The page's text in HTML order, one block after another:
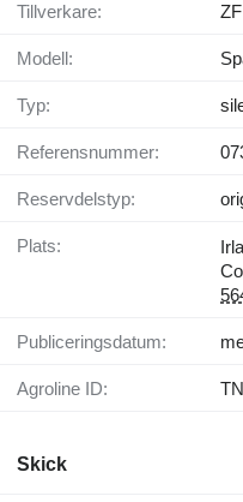
Tillverkare: ZF
Modell:
Typ:
Referensnummer:
Reservdelstyp:
Plats:
Publiceringsdatum:
Agroline ID:
Skick